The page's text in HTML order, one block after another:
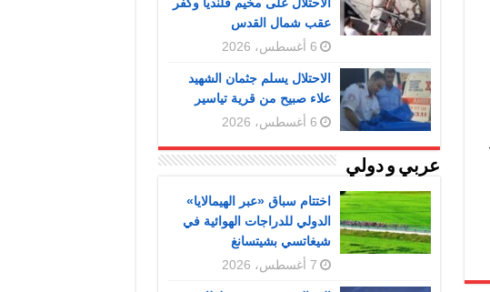
الاحتلال على مخيم قلنديا وكفر
عقب شمال القدس
6 أغسطس، 2026
الاحتلال يسلم جثمان الشهيد
علاء صبيح من قرية تياسير
6 أغسطس، 2026
عربي و دولي
اختتام سباق «عبر الهيمالايا»
الدولي للدراجات الهوائية في
شيغاتسي بشيتسانغ
7 أغسطس، 2026